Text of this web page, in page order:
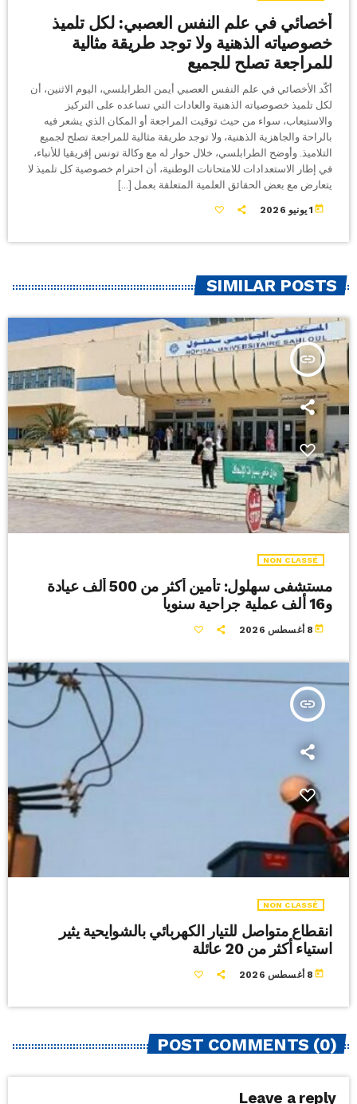
أخصائي في علم النفس العصبي: لكل تلميذ
خصوصياته الذهنية ولا توجد طريقة مثالية
للمراجعة تصلح للجميع
أكّد الأخصائي في علم النفس العصبي أيمن الطرابلسي، اليوم الاثنين، أن
لكل تلميذ خصوصياته الذهنية والعادات التي تساعده على التركيز
والاستيعاب، سواء من حيث توقيت المراجعة أو المكان الذي يشعر فيه
بالراحة والجاهزية الذهنية، ولا توجد طريقة مثالية للمراجعة تصلح لجميع
التلاميذ. وأوضح الطرابلسي، خلال حوار له مع وكالة تونس إفريقيا للأنباء،
في إطار الاستعدادات للامتحانات الوطنية، أن احترام خصوصية كل تلميذ لا
يتعارض مع بعض الحقائق العلمية المتعلقة بعمل […]
today 1 يونيو 2026
SIMILAR POSTS
insert_link
NON CLASSÉ
مستشفى سهلول: تأمين أكثر من 500 ألف عيادة
و16 ألف عملية جراحية سنويا
today 8 أغسطس 2026
insert_link
NON CLASSÉ
انقطاع متواصل للتيار الكهربائي بالشوايحية يثير
استياء أكثر من 20 عائلة
today 8 أغسطس 2026
POST COMMENTS (0)
Leave a reply